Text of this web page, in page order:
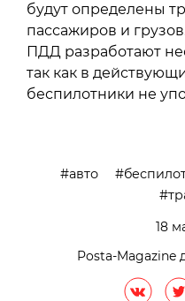
будут определены
пассажиров и
ПДД разработают
так как в
беспилотники не
авто
18
Posta-Magazine